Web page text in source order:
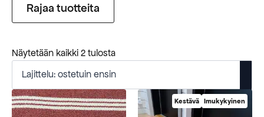
Rajaa tuotteita
Näytetään kaikki 2 tulostaSuosituimmat
Kestävä Imukykyinen